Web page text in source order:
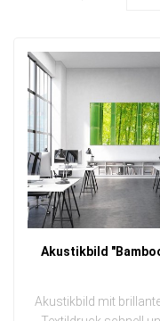
Akustikbild
Akustikbild mit